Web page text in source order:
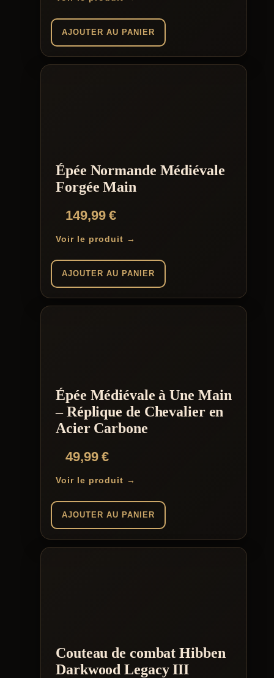
AJOUTER AU PANIER
Épée Normande Médiévale
Forgée Main
149,99€
Voir le produit →
AJOUTER AU PANIER
Épée Médiévale à Une Main
– Réplique de Chevalier en
Acier Carbone
49,99€
Voir le produit →
AJOUTER AU PANIER
Couteau de combat Hibben
Darkwood Legacy III